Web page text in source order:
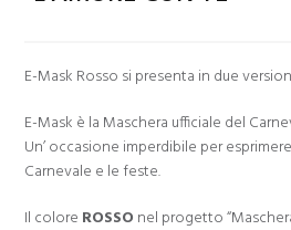
E-Mask Rosso si presenta in due
E-Mask è la Maschera ufficiale del
Un’ occasione imperdibile per
Carnevale e le feste.
Il colore ROSSO nel progetto